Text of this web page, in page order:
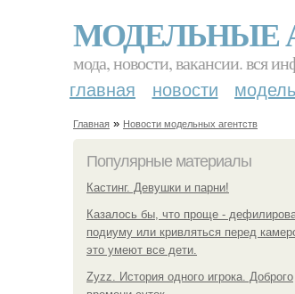
МОДЕЛЬНЫЕ
мода, новости, вакансии. вся
главная новости
Главная » Новости модельных агентств
Популярные материалы
Кастинг. Девушки и парни!
Казалось бы, что проще -
подиуму или кривляться перед
это умеют все дети.
Zyzz. История одного игрока. Доброго